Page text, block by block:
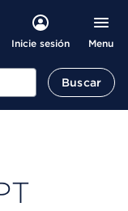
Inicie sesión Menu
Buscar